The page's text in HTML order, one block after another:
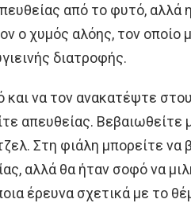
από το φυτό, αλλά
ο χυμός αλόης, τον οποίο
διατροφής.
να τον ανακατέψτε
απευθείας. Βεβαιωθείτε
Στη φιάλη μπορείτε να
αλλά θα ήταν σοφό να
έρευνα σχετικά με το